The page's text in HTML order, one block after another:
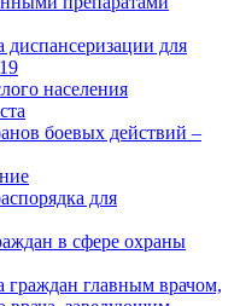
диспансеризации для
населения
боевых действий –
для
в сфере охраны
граждан главным врачом,